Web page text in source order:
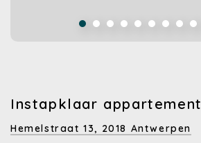
Instapklaar appartement
Hemelstraat 13, 2018 Antwerpen